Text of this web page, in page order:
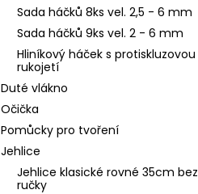
Sada háčků 8ks vel. 2,5 - 6 mm
Sada háčků 9ks vel. 2 - 6 mm
Hliníkový háček s protiskluzovou
rukojetí
Duté vlákno
Očička
Pomůcky pro tvoření
Jehlice
Jehlice klasické rovné 35cm bez
ručky